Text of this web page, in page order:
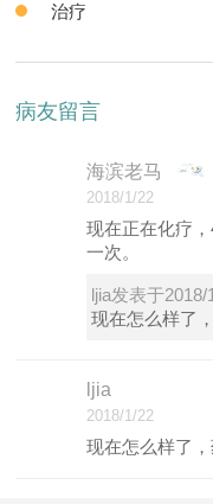
治疗
病友留言
海滨老马
2018/1/22
现在正在化疗
一次。
ljia发表于2018/
现在怎么样了
ljia
2018/1/22
现在怎么样了